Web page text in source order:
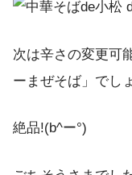
次は辛さの変更可
ーまぜそば」でし
絶品!(b^ー°)